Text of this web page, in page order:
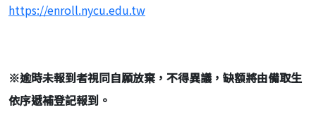
https://enroll.nycu.edu.tw
※逾時未報到者視同自願放棄，不得異議，缺額將由備取生
依序遞補登記報到。